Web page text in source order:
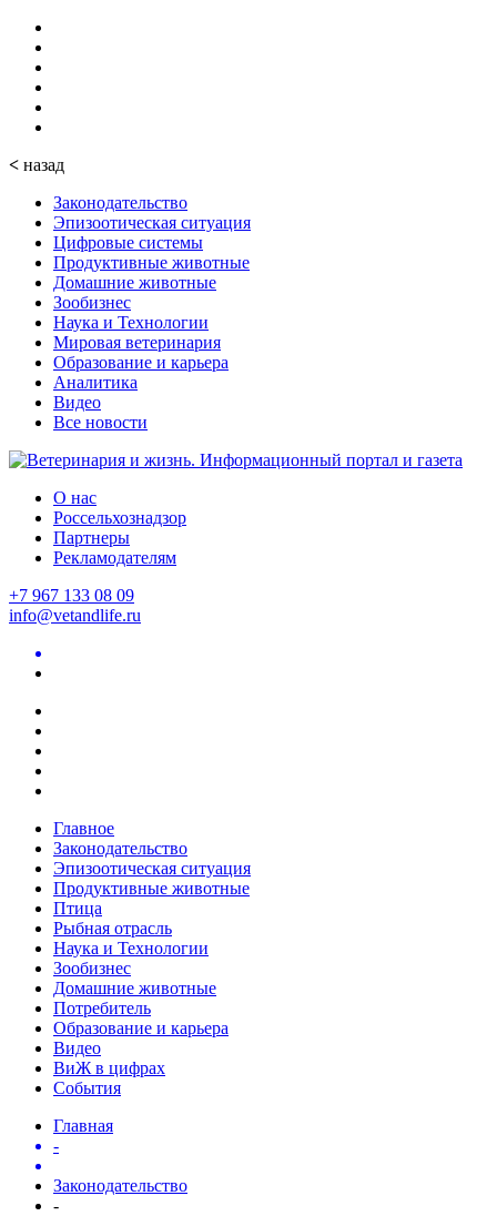
< назад
Законодательство
Эпизоотическая ситуация
Цифровые системы
Продуктивные животные
Домашние животные
Зообизнес
Наука и Технологии
Мировая ветеринария
Образование и карьера
Аналитика
Видео
Все новости
О нас
Россельхознадзор
Партнеры
Рекламодателям
+7 967 133 08 09
info@vetandlife.ru
Главное
Законодательство
Эпизоотическая ситуация
Продуктивные животные
Птица
Рыбная отрасль
Наука и Технологии
Зообизнес
Домашние животные
Потребитель
Образование и карьера
Видео
ВиЖ в цифрах
События
Главная
-
Законодательство
-